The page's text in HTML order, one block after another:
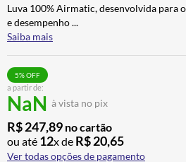
Luva 100% Airmatic, desenvolvida para
e desempenho...
Saiba mais
a partir de:
NaN à vista no pix
5% OFF
R$247,89 no cartão
ou até 12x de R$20,65
Ver todas opções de pagamento
7º ALPINESTAR
8º AIROH
9º
10º